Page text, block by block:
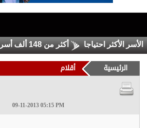
احتياجا أكثر من 148 ألف أسرة استفادت من المساعدات العينية والنقدية خلال النصف الأول من العام
الرئيسية أقلام
09-11-2013 05:15 PM